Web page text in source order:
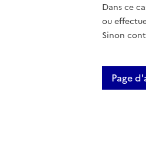
Dans ce
ou
Sinon
Page